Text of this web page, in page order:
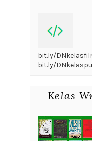
bit.ly/
bit.ly/
Kelas